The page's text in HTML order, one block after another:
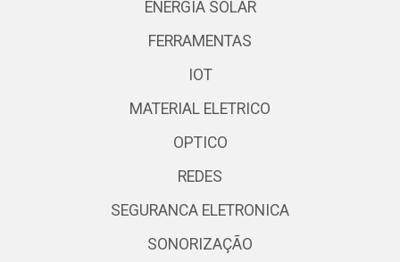
ENERGIA SOLAR
FERRAMENTAS
IOT
MATERIAL ELETRICO
OPTICO
REDES
SEGURANCA ELETRONICA
SONORIZAÇÃO